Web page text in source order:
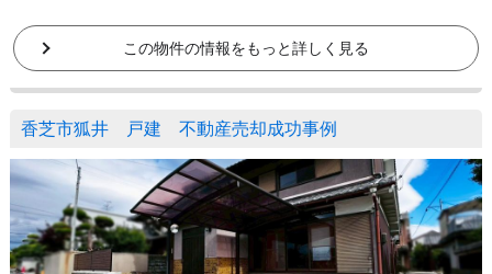
この物件の情報をもっと詳しく見る
香芝市狐井 戸建 不動産売却成功事例